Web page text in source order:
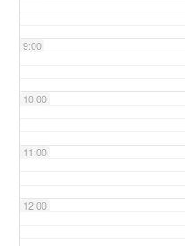
9:00
10:00
11:00
12:00